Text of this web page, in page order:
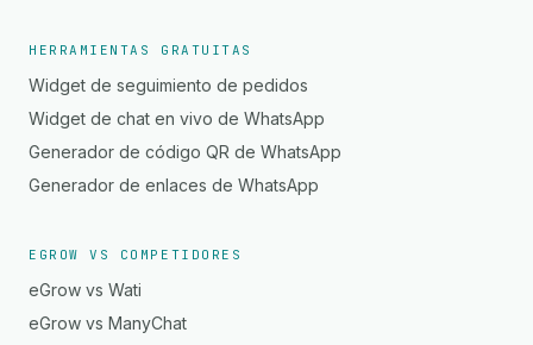
HERRAMIENTAS GRATUITAS
Widget de seguimiento de pedidos
Widget de chat en vivo de WhatsApp
Generador de código QR de WhatsApp
Generador de enlaces de WhatsApp
EGROW VS COMPETIDORES
eGrow vs Wati
eGrow vs ManyChat